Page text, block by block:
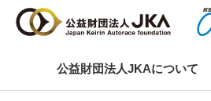
公益財団法人JKAについて